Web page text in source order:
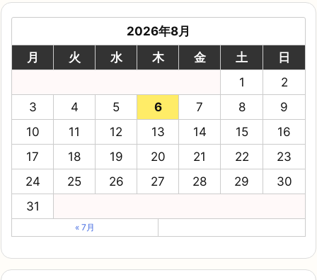
2026年8月
月
火 水 木 金 土
日
1
2
3
4 5 6 7 8
9
10
11 12 13 14 15
16
17
18 19 20 21 22
23
24
25 26 27 28 29
30
31
« 7月